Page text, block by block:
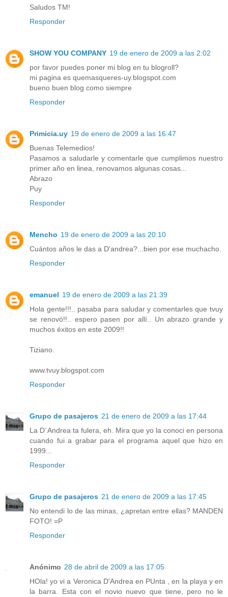
Saludos TM!
Responder
SHOW YOU COMPANY 19 de enero de 2009 a las 2:02
por favor puedes poner mi blog en tu blogroll?
mi pagina es quemasqueres-uy.blogspot.com
bueno buen blog como siempre
Responder
Primicia.uy 19 de enero de 2009 a las 16:47
Buenas Telemedios!
Pasamos a saludarle y comentarle que cumplimos nuestro
primer año en linea, renovamos algunas cosas...
Abrazo
Puy
Responder
Mencho 19 de enero de 2009 a las 20:10
Cuántos años le das a D'andrea?...bien por ese muchacho.
Responder
emanuel 19 de enero de 2009 a las 21:39
Hola gente!!!.. pasaba para saludar y comentarles que tvuy
se renovó!!.. espero pasen por allí.. Un abrazo grande y
muchos éxitos en este 2009!!
Tiziano.
www.tvuy.blogspot.com
Responder
Grupo de pasajeros 21 de enero de 2009 a las 17:44
La D´Andrea ta fulera, eh. Mira que yo la conoci en persona
cuando fui a grabar para el programa aquel que hizo en
1999...
Responder
Grupo de pasajeros 21 de enero de 2009 a las 17:45
No entendi lo de las minas, ¿apretan entre ellas? MANDEN
FOTO! =P
Responder
Anónimo 28 de abril de 2009 a las 17:05
HOla! yo vi a Veronica D'Andrea en PUnta , en la playa y en
la barra. Esta con el novio nuevo que tiene, pero no le